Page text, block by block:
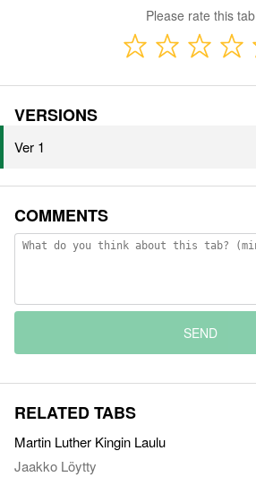
Please rate this tab
VERSIONS
Ver 1
COMMENTS
SEND
RELATED TABS
Martin Luther Kingin Laulu
Jaakko Löytty